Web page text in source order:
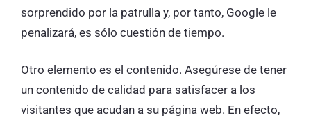
sorprendido por la patrulla y, por tanto, Google le
penalizará, es sólo cuestión de tiempo.
Otro elemento es el contenido. Asegúrese de tener
un contenido de calidad para satisfacer a los
visitantes que acudan a su página web. En efecto,